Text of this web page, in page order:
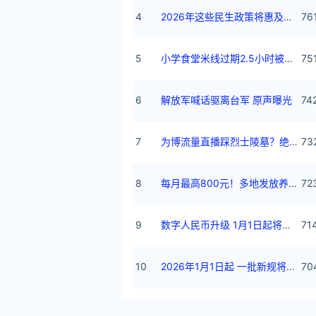
4 2026年这些民生政策将惠及百姓
5 小学食堂米线过期2.5小时被罚5万
6 解放军喊话驱离台军 原声曝光
7 为博流量直播踩烈士陵墓？绝不姑息
8 每月最高800元！多地发放养老消费券
9 数字人民币升级 1月1日起将计付利息
10 2026年1月1日起 一批新规将施行